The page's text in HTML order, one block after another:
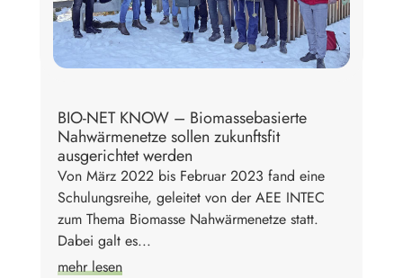
BIO-NET KNOW – Biomassebasierte
Nahwärmenetze sollen zukunftsfit
ausgerichtet werden
Von März 2022 bis Februar 2023 fand eine
Schulungsreihe, geleitet von der AEE INTEC
zum Thema Biomasse Nahwärmenetze statt.
Dabei galt es...
mehr lesen